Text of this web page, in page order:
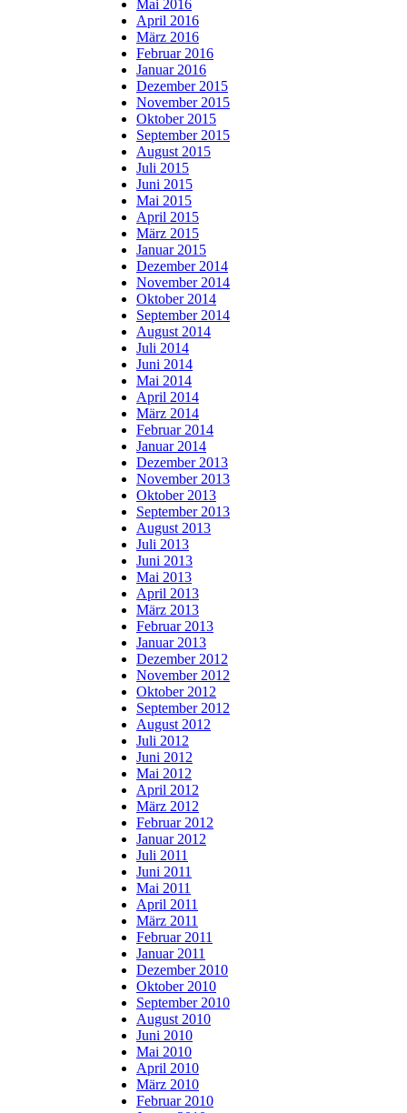
Mai 2016
April 2016
März 2016
Februar 2016
Januar 2016
Dezember 2015
November 2015
Oktober 2015
September 2015
August 2015
Juli 2015
Juni 2015
Mai 2015
April 2015
März 2015
Januar 2015
Dezember 2014
November 2014
Oktober 2014
September 2014
August 2014
Juli 2014
Juni 2014
Mai 2014
April 2014
März 2014
Februar 2014
Januar 2014
Dezember 2013
November 2013
Oktober 2013
September 2013
August 2013
Juli 2013
Juni 2013
Mai 2013
April 2013
März 2013
Februar 2013
Januar 2013
Dezember 2012
November 2012
Oktober 2012
September 2012
August 2012
Juli 2012
Juni 2012
Mai 2012
April 2012
März 2012
Februar 2012
Januar 2012
Juli 2011
Juni 2011
Mai 2011
April 2011
März 2011
Februar 2011
Januar 2011
Dezember 2010
Oktober 2010
September 2010
August 2010
Juni 2010
Mai 2010
April 2010
März 2010
Februar 2010